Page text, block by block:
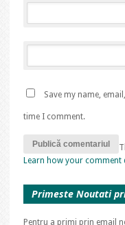
Save my name,
time I comment.
Learn how your comment
Primeste Noutati
Pentru a primi prin email